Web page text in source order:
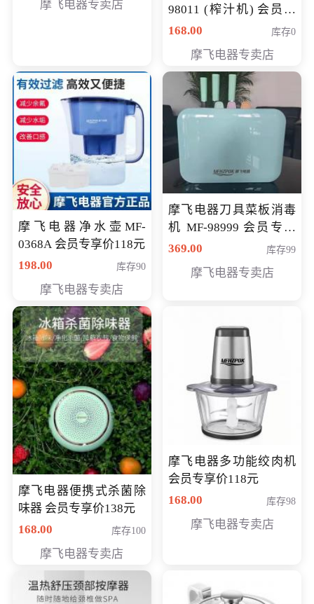
摩飞电器专卖店
98011 (榨汁机) 会员专
享价138元
168.00 库存0
摩飞电器专卖店
摩飞电器净水壶MF-
0368A 会员专享价118元
198.00
库存90
摩飞电器专卖店
摩飞电器刀具菜板消毒
机 MF-98999 会员专享
价286元
369.00 库存99
摩飞电器专卖店
摩飞电器便携式杀菌除
味器 会员专享价138元
168.00
库存100
摩飞电器专卖店
摩飞电器多功能绞肉机
会员专享价118元
168.00
库存98
摩飞电器专卖店